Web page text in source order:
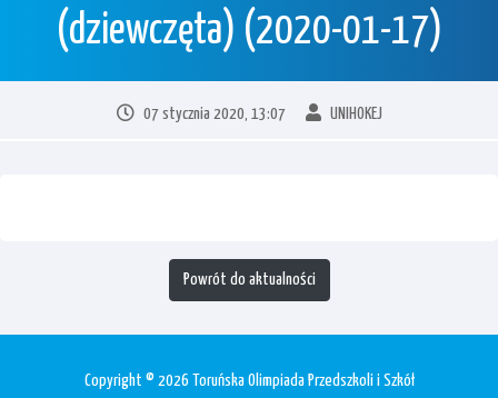
(dziewczęta) (2020-01-17)
07 stycznia 2020, 13:07 UNIHOKEJ
Powrót do aktualności
Copyright © 2026 Toruńska Olimpiada Przedszkoli i Szkół